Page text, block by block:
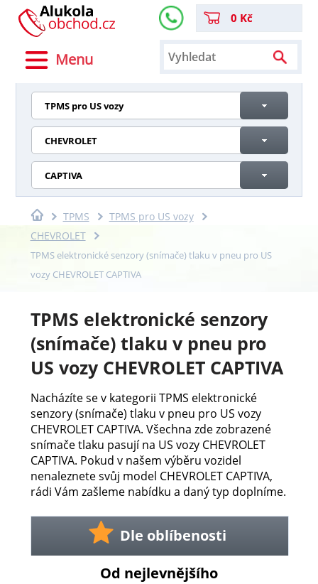
Menu
0 Kč
TPMS pro US vozy
CHEVROLET
CAPTIVA
TPMS
TPMS pro US vozy
CHEVROLET
TPMS elektronické senzory (snímače) tlaku v pneu pro US
vozy CHEVROLET CAPTIVA
TPMS elektronické senzory
(snímače) tlaku v pneu pro
US vozy CHEVROLET CAPTIVA
Nacházíte se v kategorii TPMS elektronické
senzory (snímače) tlaku v pneu pro US vozy
CHEVROLET CAPTIVA. Všechna zde zobrazené
snímače tlaku pasují na US vozy CHEVROLET
CAPTIVA. Pokud v našem výběru vozidel
nenaleznete svůj model CHEVROLET CAPTIVA,
rádi Vám zašleme nabídku a daný typ doplníme.
Dle oblíbenosti
Od nejlevnějšího